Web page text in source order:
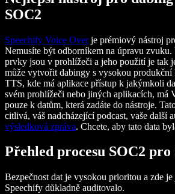
SOC2
Speechify Voice Overje prémiový nástroj
Nemusíte být odborníkem na úpravu
prvky jsou v prohlížeči a jeho použití je tak
může vytvořit dabingy s vysokou
TTS, kde má aplikace přístup k jakýmkoli
svém prohlížeči nebo jiných aplikacích, má
pouze k datům, která zadáte do nástroje.
citlivá, váš nadcházející podcast, vaše další
výsledková zpráva. Chcete, aby tato data
Přehled procesu SOC2 pro
Bezpečnost dat je vysokou prioritou a zde
Speechify důkladně auditovalo.